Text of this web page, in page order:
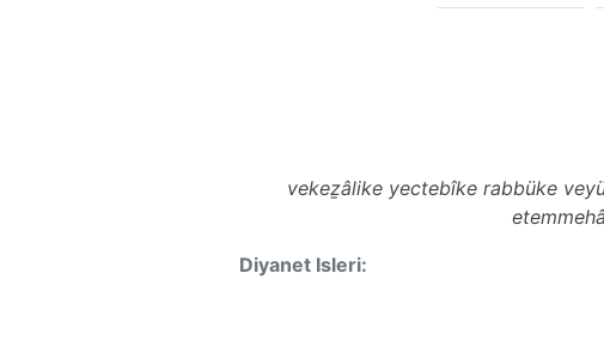
vekeẕâlike yectebîke rabbüke
Diyanet Isleri: